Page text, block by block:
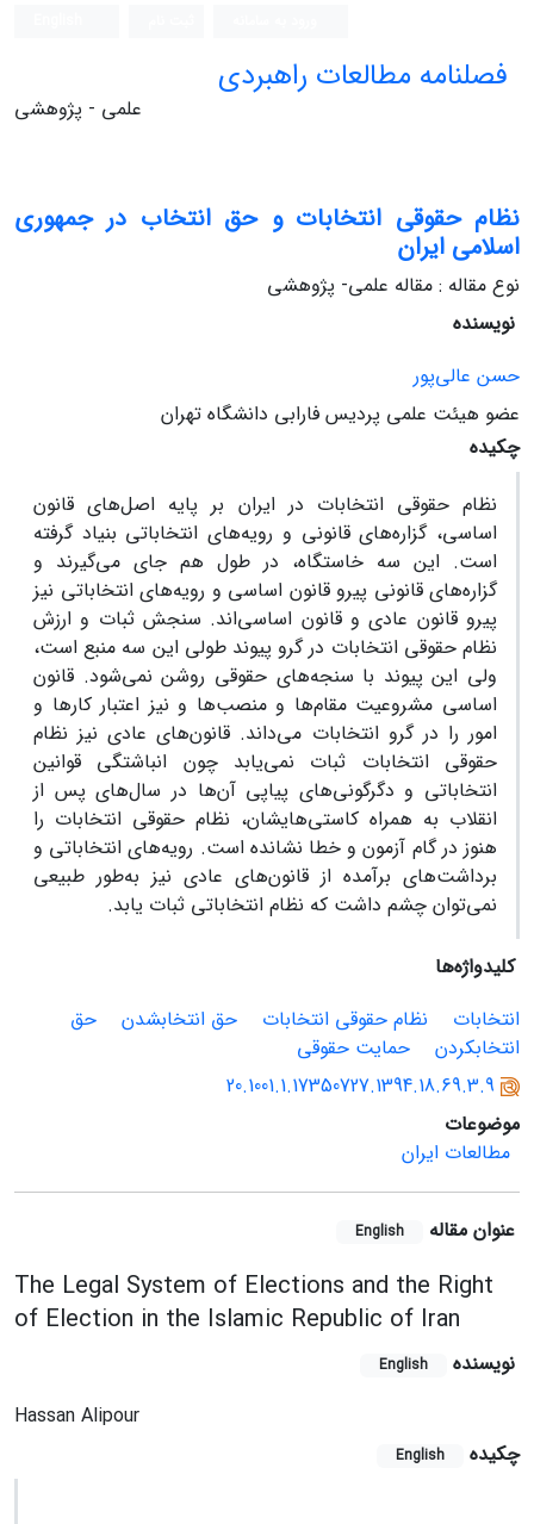
فصلنامه مطالعات راهبردی
علمی - پژوهشی
نظام حقوقی انتخابات و حق انتخاب در جمهوری
اسلامی ایران
نوع مقاله : مقاله علمی- پژوهشی
نویسنده
حسن عالی‌پور
عضو هیئت علمی پردیس فارابی دانشگاه تهران
چکیده
نظام حقوقی انتخابات در ایران بر پایه اصل‌های قانون
اساسی، گزاره‌های قانونی و رویه‌های انتخاباتی بنیاد گرفته
است. این سه خاستگاه، در طول هم جای می‌گیرند و
گزاره‌های قانونی پیرو قانون اساسی و رویه‌های انتخاباتی نیز
پیرو قانون عادی و قانون اساسی‌اند. سنجش ثبات و ارزش
نظام حقوقی انتخابات در گرو پیوند طولی این سه منبع است،
ولی این پیوند با سنجه‌های حقوقی روشن نمی‌شود. قانون
اساسی مشروعیت مقام‌ها و منصب‌ها و نیز اعتبار کارها و
امور را در گرو انتخابات می‌داند. قانون‌های عادی نیز نظام
حقوقی انتخابات ثبات نمی‌یابد چون انباشتگی قوانین
انتخاباتی و دگرگونی‌های پیاپی آن‌ها در سال‌های پس از
انقلاب به همراه کاستی‌هایشان، نظام حقوقی انتخابات را
هنوز در گام آزمون و خطا نشانده است. رویه‌های انتخاباتی و
برداشت‌های برآمده از قانون‌های عادی نیز به‌طور طبیعی
نمی‌توان چشم داشت که نظام انتخاباتی ثبات یابد.
کلیدواژه‌ها
انتخابات
نظام حقوقی انتخابات حق انتخاب‏شدن
حق
انتخاب‏کردن
حمایت حقوقی
20.1001.1.17350727.1394.18.69.3.9
موضوعات
مطالعات ایران
عنوان مقاله English
The Legal System of Elections and the Right
of Election in the Islamic Republic of Iran
نویسنده English
Hassan Alipour
چکیده
English